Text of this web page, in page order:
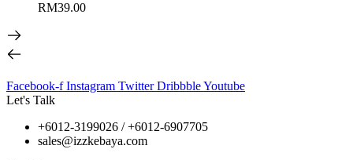
RM39.00
Facebook-f Instagram Twitter DribbbleYoutube
Let's Talk
+6012-3199026 / +6012-6907705
sales@izzkebaya.com